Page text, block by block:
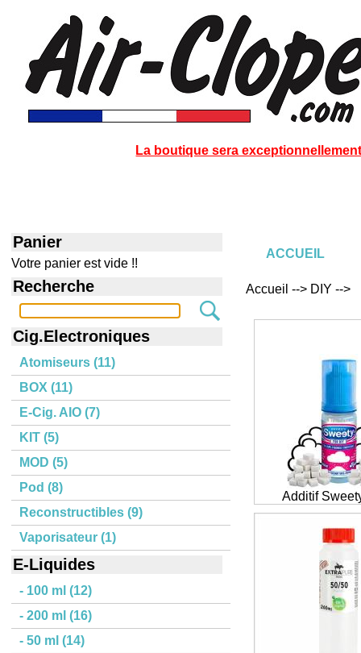
La boutique sera
Panier
Votre panier est vide !!
Recherche
Cig.Electroniques
Atomiseurs (11)
BOX (11)
E-Cig. AIO (7)
KIT (5)
MOD (5)
Pod (8)
Reconstructibles (9)
Vaporisateur (1)
E-Liquides
- 100 ml (12)
- 200 ml (16)
- 50 ml (14)
ACCUEIL
Accueil --> DIY -->
Additif